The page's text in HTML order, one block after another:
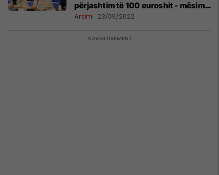
përjashtim të 100 euroshit - mësimi
të fillojë të hënën
Arsim 23/09/2022